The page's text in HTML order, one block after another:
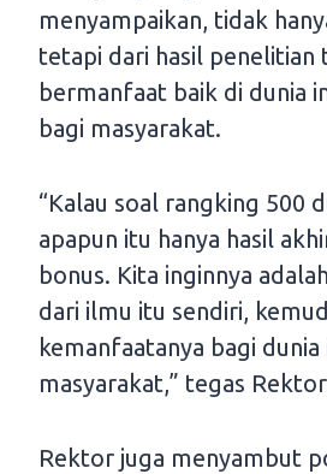
menyampaikan, tidak
tetapi dari hasil penelitian
bermanfaat baik di dunia
bagi masyarakat.
“Kalau soal rangking 500
apapun itu hanya hasil
bonus. Kita inginnya
dari ilmu itu sendiri,
kemanfaatanya bagi
masyarakat,” tegas
Rektor juga menyambut